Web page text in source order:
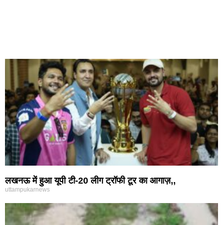
लखनऊ में हुआ यूपी टी-20 लीग ट्रॉफी टूर का आगाज़,,
uttampukarnews